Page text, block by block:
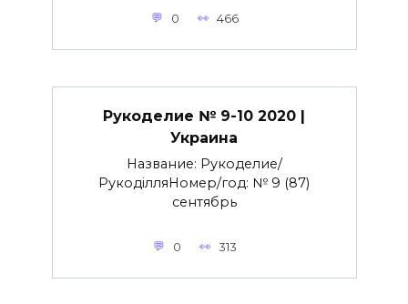
0 466
Рукоделие № 9-10 2020 |
Украина
Название: Рукоделие/
РукоділляНомер/год: № 9 (87)
сентябрь
0 313